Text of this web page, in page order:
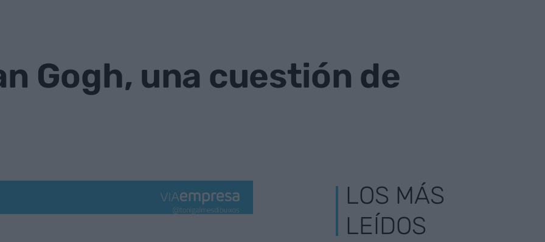
Gogh, una cuestión de
LOS MÁS
LEÍDOS